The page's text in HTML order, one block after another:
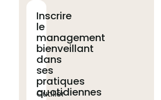
Inscrire
le
management
bienveillant
dans
ses
pratiques
quotidiennes
Outiller